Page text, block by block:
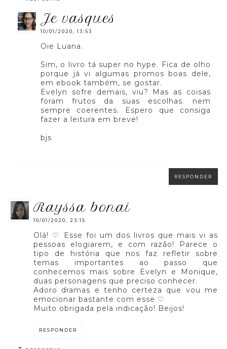
je vasques
10/01/2020, 13:53
Oie Luana.
Sim, o livro tá super no hype. Fica de olho
porque já vi algumas promos boas dele,
em ebook também, se gostar.
Evelyn sofre demais, viu? Mas as coisas
foram frutos da suas escolhas. nem
sempre coerentes. Espero que consiga
fazer a leitura em breve!
bjs
RESPONDER
rayssa bonai
10/01/2020, 23:15
Olá! ♡ Esse foi um dos livros que mais vi as
pessoas elogiarem, e com razão! Parece o
tipo de história que nos faz refletir sobre
temas importantes ao passo que
conhecemos mais sobre Evelyn e Monique,
duas personagens que preciso conhecer.
Adoro dramas e tenho certeza que vou me
emocionar bastante com esse ♡
Muito obrigada pela indicação! Beijos!
RESPONDER